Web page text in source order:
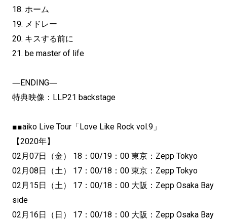
18. ホーム
19. メドレー
20. キスする前に
21. be master of life
―ENDING―
特典映像：LLP21 backstage
■■aiko Live Tour「Love Like Rock vol.9」
【2020年】
02月07日（金） 18：00/19：00 東京：Zepp Tokyo
02月08日（土） 17：00/18：00 東京：Zepp Tokyo
02月15日（土） 17：00/18：00 大阪：Zepp Osaka Bay
side
02月16日（日） 17：00/18：00 大阪：Zepp Osaka Bay